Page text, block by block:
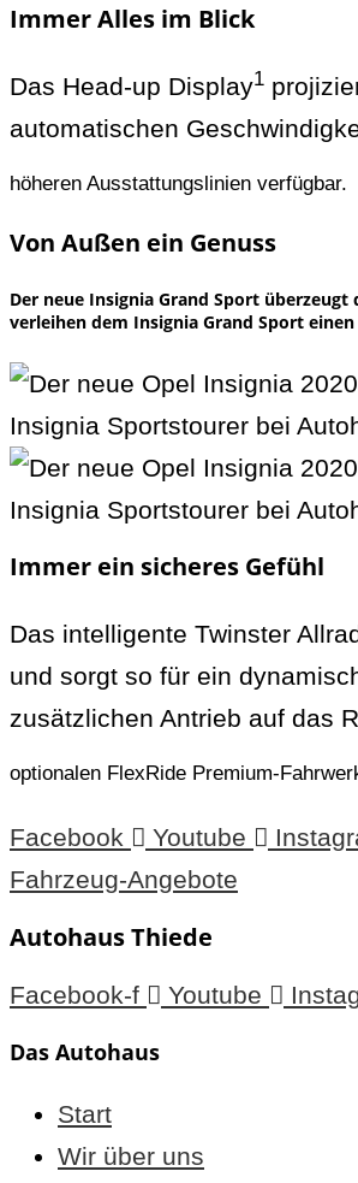
Immer Alles im Blick
Das Head-up Display1
automatischen
höheren Ausstattungslinien verfügbar.
Von Außen ein Genuss
Der neue Insignia Grand Sport
verleihen dem Insignia Grand Sport
Immer ein sicheres Gefühl
Das intelligente Twinster
und sorgt so für ein
zusätzlichen Antrieb auf das
optionalen FlexRide Premium-
Facebook Youtube
Fahrzeug-Angebote
Autohaus Thiede
Facebook-f Youtube
Das Autohaus
Start
Wir über uns